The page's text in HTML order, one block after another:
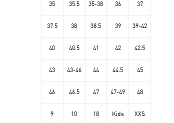
35 35.5 35-38 36 37
37.5 38 38.5 39 39-42
40 40.5 41 42 42.5
43 43-46 44 44.5 45
46 46.5 47 47-49 48
9 10 18 Kids XXS